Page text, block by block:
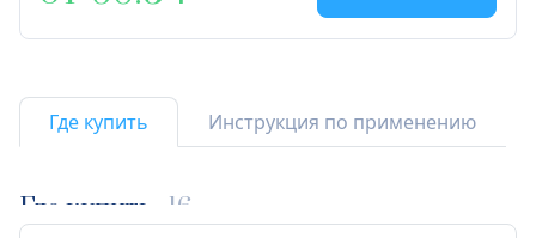
Где купить Инструкция по применению
Где купить 16